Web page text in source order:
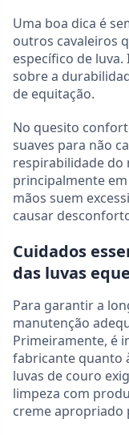
Uma boa dica é
outros cavaleiros
específico de
sobre a
de equitação.
No quesito
suaves para não
respirabilidade do
principalmente
mãos suem
causar
Cuidados
das luvas
Para garantir a
manutenção
Primeiramente, é
fabricante quanto
luvas de couro
limpeza com
creme apropriado